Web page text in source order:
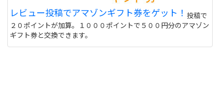
偽物うってるとこもあるので 海外のサイトって注意
しないと危ない 個人輸入とかしてオクで偽物うって
る人もいるけど
サイトを見る
レビュー投稿でアマゾンギフト券をゲット！ 投稿で
２０ポイントが加算。１０００ポイントで５００円分のアマゾン
ギフト券と交換できます。